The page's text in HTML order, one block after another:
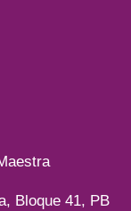
Bloque 41, PB